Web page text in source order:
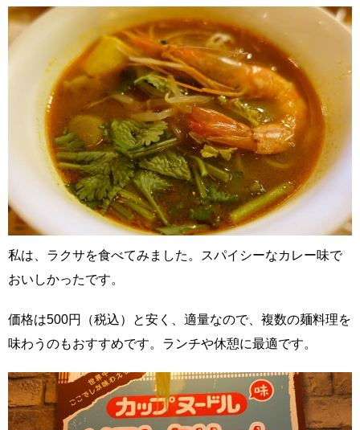
私は、ラクサを食べてみました。スパイシーなカレー味で
おいしかったです。
価格は500円（税込）と安く、適量なので、複数の麺料理を
味わうのもおすすめです。ランチや休憩に最適です。